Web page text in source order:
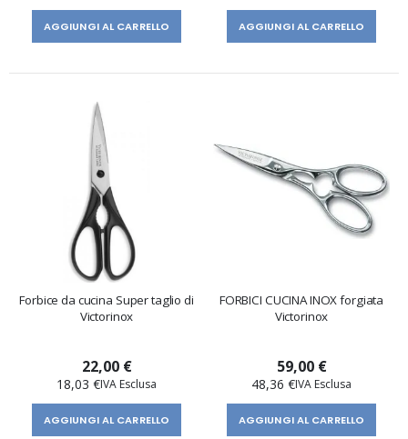
AGGIUNGI AL CARRELLO AGGIUNGI AL CARRELLO
Forbice da cucina Super taglio di
Victorinox
22,00 €
18,03 €
AGGIUNGI AL CARRELLO
FORBICI CUCINA INOX forgiata
Victorinox
59,00 €
48,36 €
AGGIUNGI AL CARRELLO